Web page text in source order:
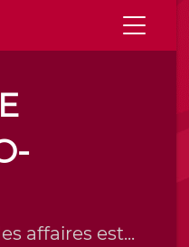
affaires est...